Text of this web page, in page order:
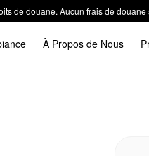
de douane. Aucun frais de
À Propos de Nous